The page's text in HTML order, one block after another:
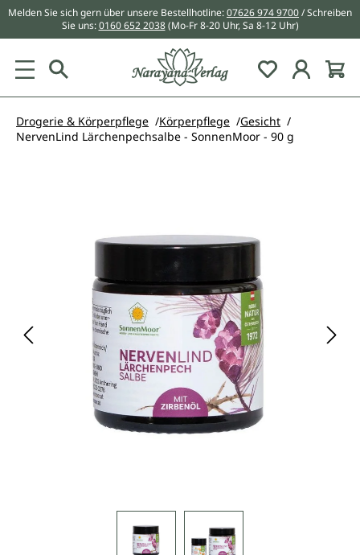
springen
Melden Sie sich gern über unsere Bestellhotline:07626 974 9700/ Schreiben
Sie uns:0160 652 2038 (Mo-Fr 8-20 Uhr, Sa 8-12 Uhr)
Du hast 0
Drogerie & Körperpflege Körperpflege
Gesicht
NervenLind Lärchenpechsalbe - SonnenMoor - 90 g